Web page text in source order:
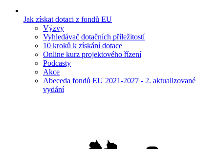
Jak získat dotaci z fondů EU
Výzvy
Vyhledávač dotačních příležitostí
10 kroků k získání dotace
Online kurz projektového řízení
Podcasty
Akce
Abeceda fondů EU 2021-2027 - 2. aktualizované
vydání